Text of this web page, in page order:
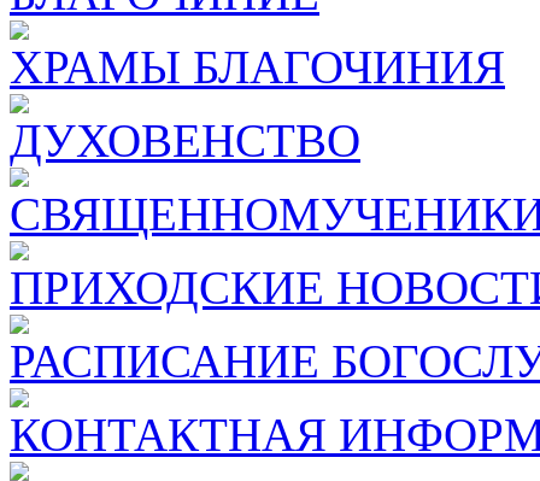
ХРАМЫ БЛАГОЧИНИЯ
ДУХОВЕНСТВО
ПРИХОДСКИЕ
РАСПИСАНИЕ
КОНТАКТНАЯ